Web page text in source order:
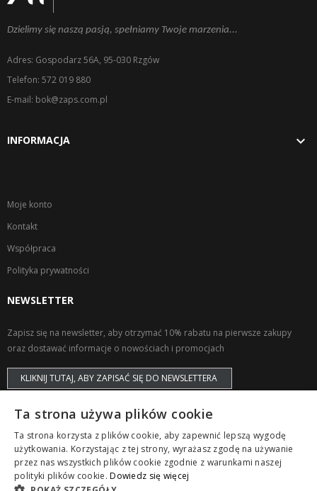
Dzielimy się naszą pasją, spełniamy Twoje marzenia...
Adres: Gospodarz 56A, 95-030 Rzgów
Telefon: 572 019 880
E-mail: bok@zaps.com.pl
INFORMACJA 
Moje konto
Kontakt
Współpraca
Polityka prywatności
NEWSLETTER
Zapisz się na newsletter, aby otrzymać 10% rabatu na pierwsze zakupy
oraz dostawać informacje o nowościach i promocjach
KLIKNIJ TUTAJ, ABY ZAPISAĆ SIĘ DO NEWSLETTERA
Copyright © ZAPS. All Rights Reserved.
Ta strona używa plików cookie
Ta strona korzysta z plików cookie, aby zapewnić lepszą wygodę
użytkowania. Korzystając z tej strony, wyrażasz zgodę na używanie
przez nas wszystkich plików cookie zgodnie z warunkami naszej
polityki plików cookie.Dowiedz się więcej